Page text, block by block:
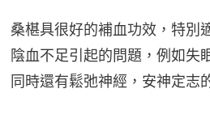
桑椹具很好的補血功效，特別
陰血不足引起的問題，例如失
同時還有鬆弛神經，安神定志